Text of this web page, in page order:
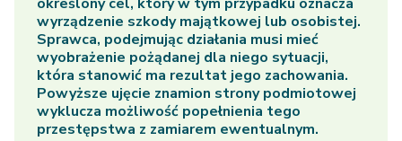
wyrządzenie szkody majątkowej lub osobistej.
Sprawca, podejmując działania musi mieć
wyobrażenie pożądanej dla niego sytuacji,
która stanowić ma rezultat jego zachowania.
Powyższe ujęcie znamion strony podmiotowej
wyklucza możliwość popełnienia tego
przestępstwa z zamiarem ewentualnym.